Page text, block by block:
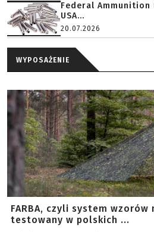
Federal
USA...
20.07.2026
WYPOSAŻENIE
FARBA, czyli system wzorów
testowany w polskich ...